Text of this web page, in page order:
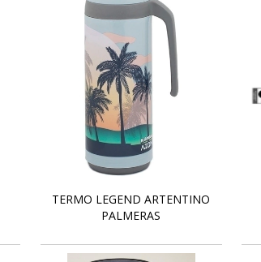
TERMO LEGEND ARTENTINO
PALMERAS